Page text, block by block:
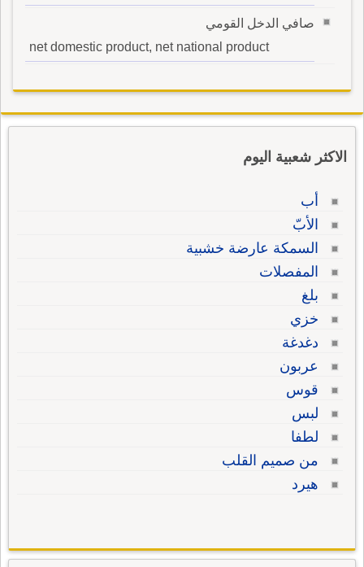
صافي الدخل القومي
net domestic product, net national product
الاكثر شعبية اليوم
أب
الأبّ
السمكة عارضة خشبية
المفصلات
بلغ
خزي
دغدغة
عربون
قوس
لبس
لطفا
من صميم القلب
هيرد